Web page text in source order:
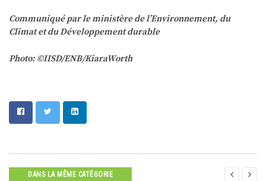
Communiqué par le ministère de l’Environnement, du
Climat et du Développement durable
Photo: ©IISD/ENB/KiaraWorth
DANS LA MÊME CATÉGORIE  